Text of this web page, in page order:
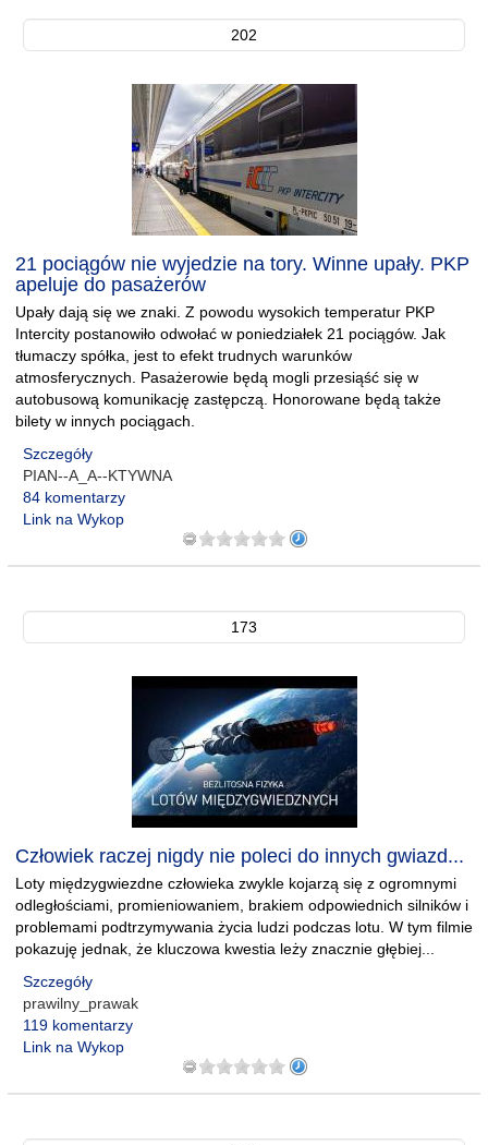
202
21 pociągów nie wyjedzie na tory. Winne upały. PKP
apeluje do pasażerów
Upały dają się we znaki. Z powodu wysokich temperatur PKP
Intercity postanowiło odwołać w poniedziałek 21 pociągów. Jak
tłumaczy spółka, jest to efekt trudnych warunków
atmosferycznych. Pasażerowie będą mogli przesiąść się w
autobusową komunikację zastępczą. Honorowane będą także
bilety w innych pociągach.
Szczegóły
PIAN--A_A--KTYWNA
84 komentarzy
Link na Wykop
173
Człowiek raczej nigdy nie poleci do innych gwiazd...
Loty międzygwiezdne człowieka zwykle kojarzą się z ogromnymi
odległościami, promieniowaniem, brakiem odpowiednich silników i
problemami podtrzymywania życia ludzi podczas lotu. W tym filmie
pokazuję jednak, że kluczowa kwestia leży znacznie głębiej...
Szczegóły
prawilny_prawak
119 komentarzy
Link na Wykop